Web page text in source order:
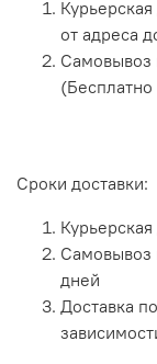
от адреса
Самовывоз
Сроки доставки:
Самовывоз
дней
Доставка